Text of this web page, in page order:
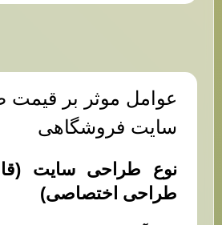
عوامل موثر بر
سایت فروشگاهی
نوع طراحی سایت
طراحی اختصاصی)